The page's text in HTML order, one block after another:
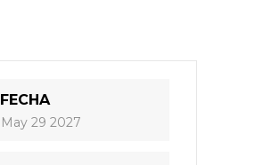
FECHA
May 29 2027